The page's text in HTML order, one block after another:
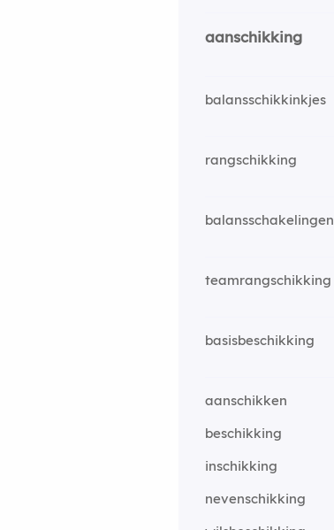
aanschikking
balansschikkinkjes
rangschikking
balansschakelingen
teamrangschikking
basisbeschikking
aanschikken
beschikking
inschikking
nevenschikking